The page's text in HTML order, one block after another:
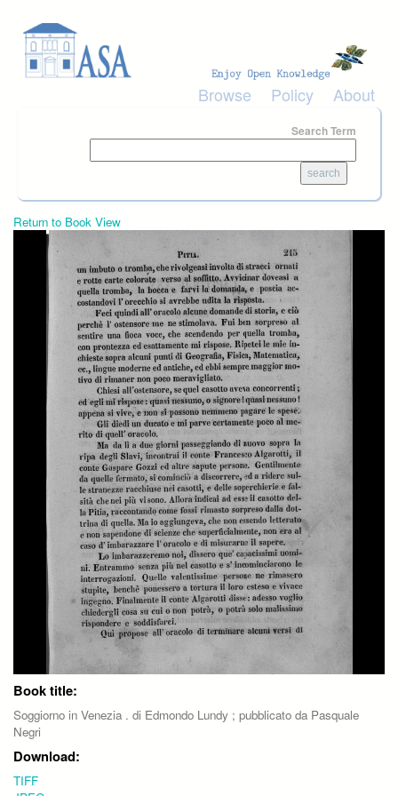
Browse Policy About
Search Term
Return to Book View
Book title:
Soggiorno in Venezia . di Edmondo Lundy ; pubblicato da Pasquale
Negri
Download:
TIFF